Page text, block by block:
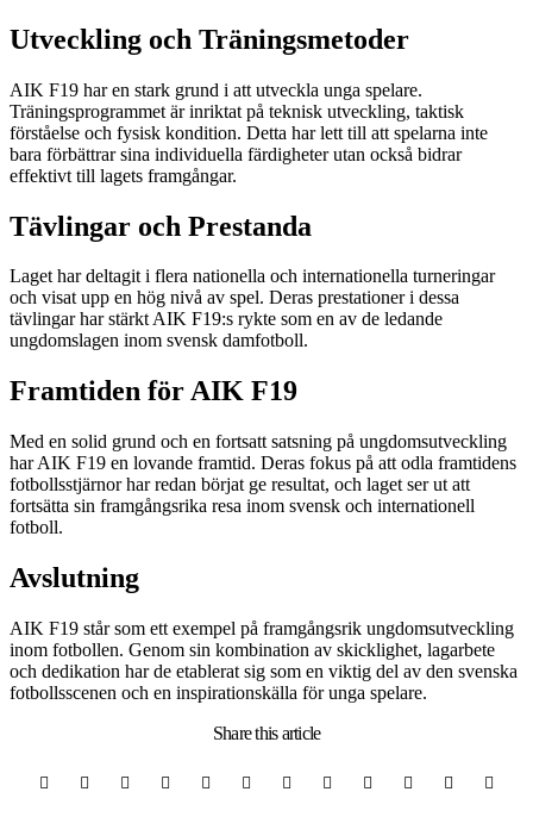
Utveckling och Träningsmetoder
AIK F19 har en stark grund i att utveckla unga spelare.
Träningsprogrammet är inriktat på teknisk utveckling, taktisk
förståelse och fysisk kondition. Detta har lett till att spelarna inte
bara förbättrar sina individuella färdigheter utan också bidrar
effektivt till lagets framgångar.
Tävlingar och Prestanda
Laget har deltagit i flera nationella och internationella turneringar
och visat upp en hög nivå av spel. Deras prestationer i dessa
tävlingar har stärkt AIK F19:s rykte som en av de ledande
ungdomslagen inom svensk damfotboll.
Framtiden för AIK F19
Med en solid grund och en fortsatt satsning på ungdomsutveckling
har AIK F19 en lovande framtid. Deras fokus på att odla framtidens
fotbollsstjärnor har redan börjat ge resultat, och laget ser ut att
fortsätta sin framgångsrika resa inom svensk och internationell
fotboll.
Avslutning
AIK F19 står som ett exempel på framgångsrik ungdomsutveckling
inom fotbollen. Genom sin kombination av skicklighet, lagarbete
och dedikation har de etablerat sig som en viktig del av den svenska
fotbollsscenen och en inspirationskälla för unga spelare.
Sharethis article